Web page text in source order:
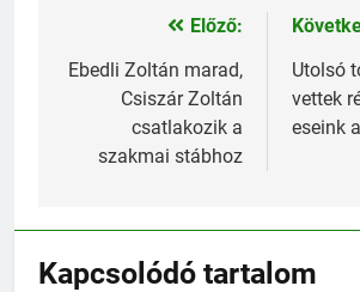
Bejegyzés
navigáció
Előző:
Ebedli Zoltán marad,
Csiszár Zoltán
csatlakozik a
szakmai stábhoz
Utolsó
vettek
eseink
Kapcsolódó tartalom